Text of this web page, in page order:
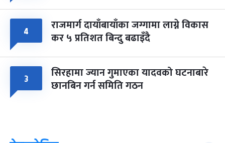
४ राजमार्ग दायाँबायाँका जग्गामा लाग्ने विकास
कर ५ प्रतिशत बिन्दु बढाइँदै
३ सिरहामा ज्यान गुमाएका यादवको घटनाबारे
छानबिन गर्न समिति गठन